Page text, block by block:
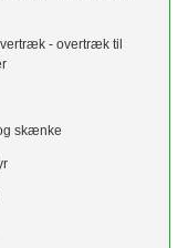
- overtræk til
skænke